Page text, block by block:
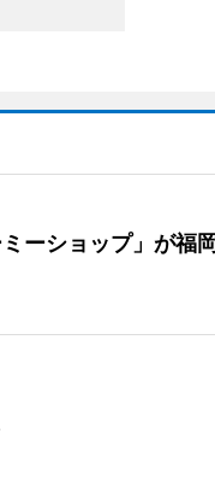
ーショップ」が福岡